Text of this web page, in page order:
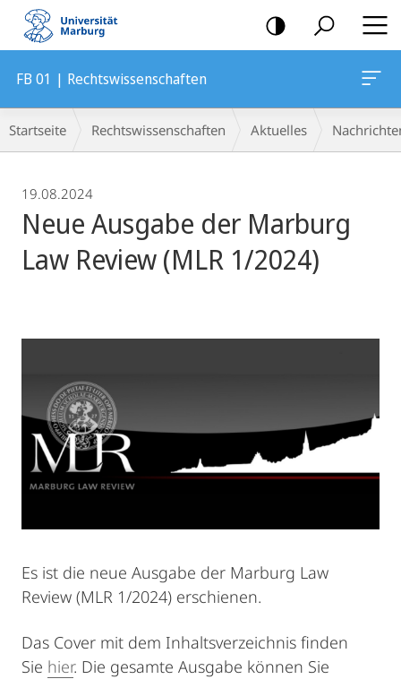
Mobile-
Navigation
FB 01 | Rechtswissenschaften
Breadcrumb-
Navigation
Startseite Rechtswissenschaften Aktuelles
19.08.2024
Neue Ausgabe der Marburg
Law Review (MLR 1/2024)
Es ist die neue Ausgabe der Marburg Law
Review (MLR 1/2024) erschienen.
Das Cover mit dem Inhaltsverzeichnis finden
Sie hier. Die gesamte Ausgabe können Sie